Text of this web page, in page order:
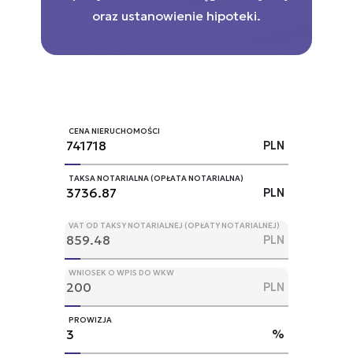
oraz ustanowienie hipoteki.
CENA NIERUCHOMOŚCI
PLN
TAKSA NOTARIALNA (OPŁATA NOTARIALNA)
PLN
VAT OD TAKSY NOTARIALNEJ (OPŁATY NOTARIALNEJ)
PLN
WNIOSEK O WPIS DO WKW
PLN
PROWIZJA
%